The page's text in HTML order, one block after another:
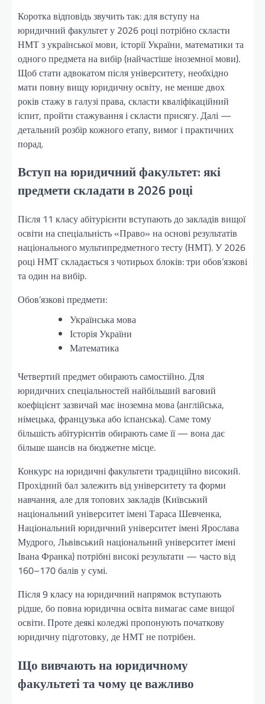
Коротка відповідь звучить так: для вступу на
юридичний факультет у 2026 році потрібно скласти
НМТ з української мови, історії України, математики та
одного предмета на вибір (найчастіше іноземної мови).
Щоб стати адвокатом після університету, необхідно
мати повну вищу юридичну освіту, не менше двох
років стажу в галузі права, скласти кваліфікаційний
іспит, пройти стажування і скласти присягу. Далі —
детальний розбір кожного етапу, вимог і практичних
порад.
Вступ на юридичний факультет: які
предмети складати в 2026 році
Після 11 класу абітурієнти вступають до закладів вищої
освіти на спеціальність «Право» на основі результатів
національного мультипредметного тесту (НМТ). У 2026
році НМТ складається з чотирьох блоків: три обов’язкові
та один на вибір.
Обов’язкові предмети:
Українська мова
Історія України
Математика
Четвертий предмет обирають самостійно. Для
юридичних спеціальностей найбільший ваговий
коефіцієнт зазвичай має іноземна мова (англійська,
німецька, французька або іспанська). Саме тому
більшість абітурієнтів обирають саме її — вона дає
більше шансів на бюджетне місце.
Конкурс на юридичні факультети традиційно високий.
Прохідний бал залежить від університету та форми
навчання, але для топових закладів (Київський
національний університет імені Тараса Шевченка,
Національний юридичний університет імені Ярослава
Мудрого, Львівський національний університет імені
Івана Франка) потрібні високі результати — часто від
160–170 балів у сумі.
Після 9 класу на юридичний напрямок вступають
рідше, бо повна юридична освіта вимагає саме вищої
освіти. Проте деякі коледжі пропонують початкову
юридичну підготовку, де НМТ не потрібен.
Що вивчають на юридичному
факультеті та чому це важливо